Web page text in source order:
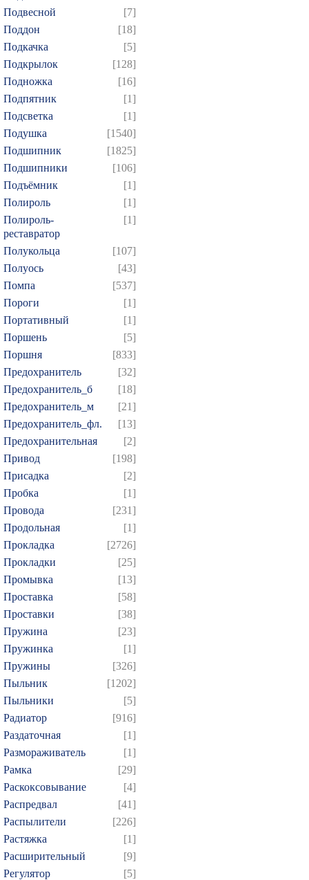
Подвесной
[7]
Поддон
[18]
Подкачка
[5]
Подкрылок
[128]
Подножка
[16]
Подпятник
[1]
Подсветка
[1]
Подушка
[1540]
Подшипник
[1825]
Подшипники
[106]
Подъёмник
[1]
Полироль
[1]
Полироль-
реставратор
[1]
Полукольца
[107]
Полуось
[43]
Помпа
[537]
Пороги
[1]
Портативный
[1]
Поршень
[5]
Поршня
[833]
Предохранитель
[32]
Предохранитель_б
[18]
Предохранитель_м
[21]
Предохранитель_фл.
[13]
Предохранительная
[2]
Привод
[198]
Присадка
[2]
Пробка
[1]
Провода
[231]
Продольная
[1]
Прокладка
[2726]
Прокладки
[25]
Промывка
[13]
Проставка
[58]
Проставки
[38]
Пружина
[23]
Пружинка
[1]
Пружины
[326]
Пыльник
[1202]
Пыльники
[5]
Радиатор
[916]
Раздаточная
[1]
Размораживатель
[1]
Рамка
[29]
Раскоксовывание
[4]
Распредвал
[41]
Распылители
[226]
Растяжка
[1]
Расширительный
[9]
Регулятор
[5]